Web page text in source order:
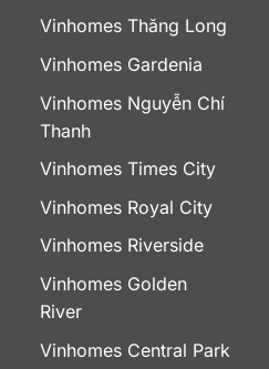
Vinhomes Thăng Long
Vinhomes Gardenia
Vinhomes Nguyễn Chí
Thanh
Vinhomes Times City
Vinhomes Royal City
Vinhomes Riverside
Vinhomes Golden
River
Vinhomes Central Park